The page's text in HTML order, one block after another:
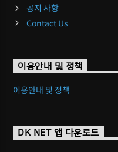
공지 사항
Contact Us
이용안내 및 정책
이용안내 및 정책
DK NET 앱 다운로드